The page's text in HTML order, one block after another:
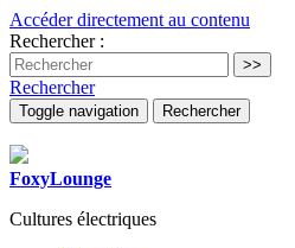
Accéder directement au contenu
Rechercher :
Rechercher
Toggle navigation Rechercher
FoxyLounge
Cultures électriques